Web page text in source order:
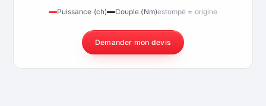
Puissance (ch) Couple (Nm)estompé = origine
Demander mon devis